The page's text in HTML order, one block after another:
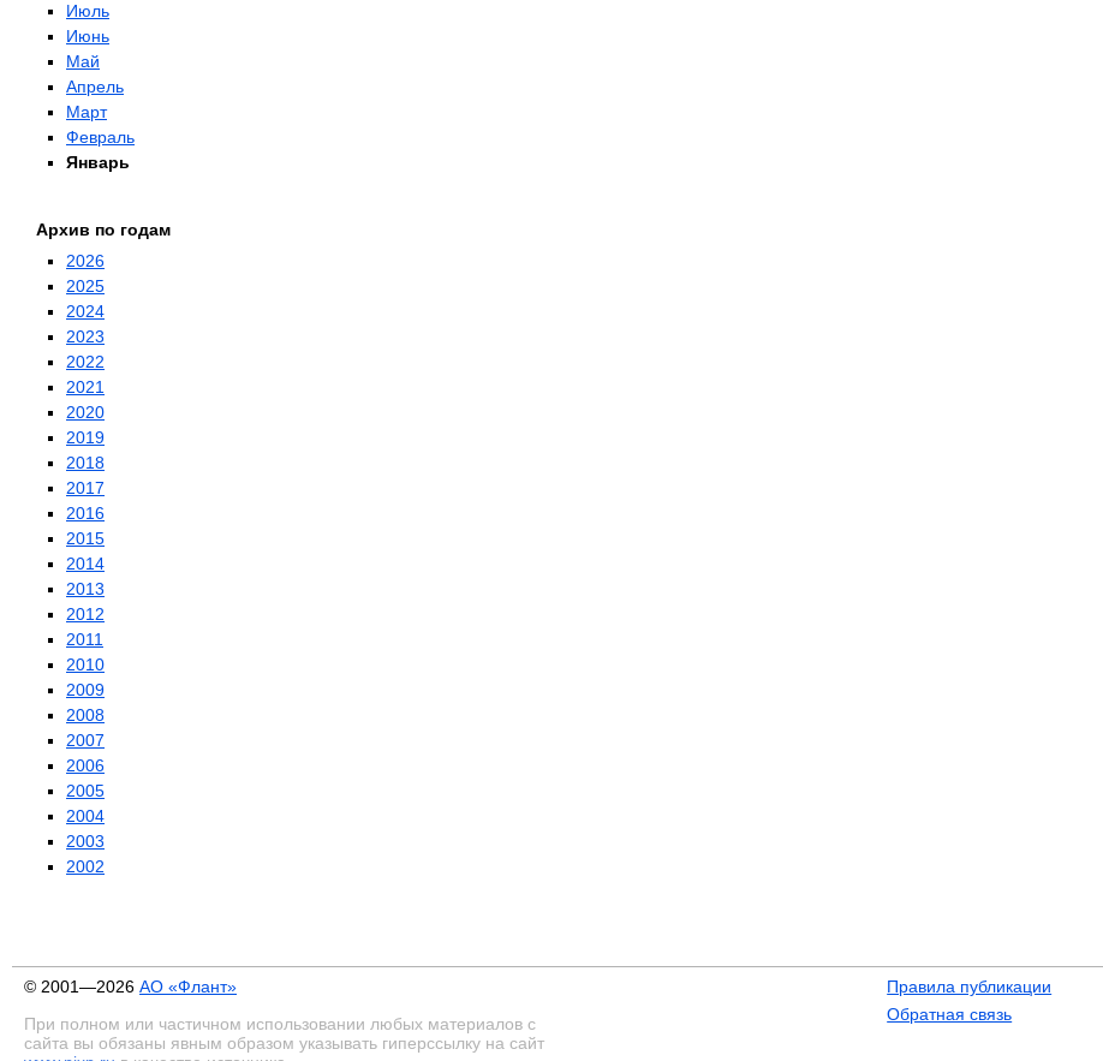
Июль
Июнь
Май
Апрель
Март
Февраль
Январь
Архив по годам
2026
2025
2024
2023
2022
2021
2020
2019
2018
2017
2016
2015
2014
2013
2012
2011
2010
2009
2008
2007
2006
2005
2004
2003
2002
© 2001—2026 АО «Флант»
При полном или частичном использовании любых материалов с
сайта вы обязаны явным образом указывать гиперссылку на сайт
Правила публикации
Обратная связь